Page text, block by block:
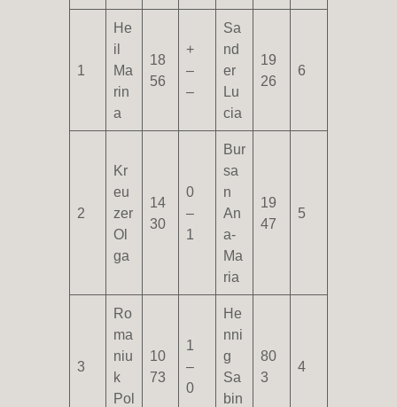
1
He
il
Ma
rin
a
18
56
+
–
–
Sa
nd
er
Lu
cia
19
26
6
2
Kr
eu
zer
Ol
ga
14
30
0
–
1
Bur
sa
n
An
a-
Ma
ria
19
47
5
3
Ro
ma
niu
k
Pol
10
73
1
–
0
He
nni
g
Sa
bin
80
3
4